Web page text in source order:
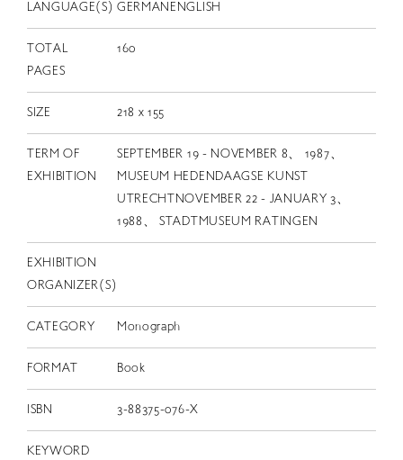
LANGUAGE(S) GERMANENGLISH
TOTAL
PAGES
160
SIZE 218 x 155
TERM OF
EXHIBITION
SEPTEMBER 19 - NOVEMBER 8、 1987、
MUSEUM HEDENDAAGSE KUNST
UTRECHTNOVEMBER 22 - JANUARY 3、
1988、 STADTMUSEUM RATINGEN
EXHIBITION
ORGANIZER(S)
CATEGORY Monograph
FORMAT Book
ISBN 3-88375-076-X
KEYWORD